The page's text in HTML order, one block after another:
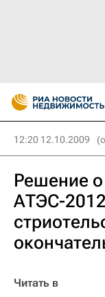
12:20 12.10.2009
Решение
АТЭС-
Читать в